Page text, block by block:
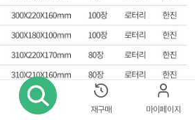
재구매 마이페이지